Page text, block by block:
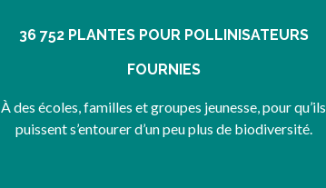
36 752 PLANTES POUR POLLINISATEURS
FOURNIES
À des écoles, familles et groupes jeunesse, pour qu’ils
puissent s’entourer d’un peu plus de biodiversité.